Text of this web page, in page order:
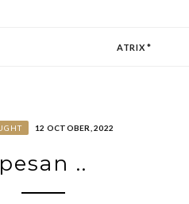
ATRIX *
12 OCTOBER, 2022
pesan ..